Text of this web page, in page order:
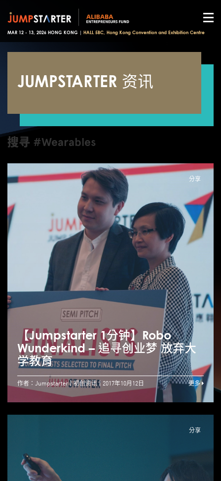
MAR 12 - 13, 2026 HONG KONG | HALL 5BC, Hong Kong Convention and Exhibition Centre
JUMPSTARTER 资讯
搜寻 #Wearables
分享
【Jumpstarter 1分钟】Robo
Wunderkind – 追寻创业梦 放弃大
学教育
作者：Jumpstarter 初创资讯 2017年10月12日 更多
分享